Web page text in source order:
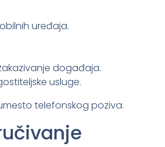
uređaja.
događaja.
usluge.
telefonskog poziva.